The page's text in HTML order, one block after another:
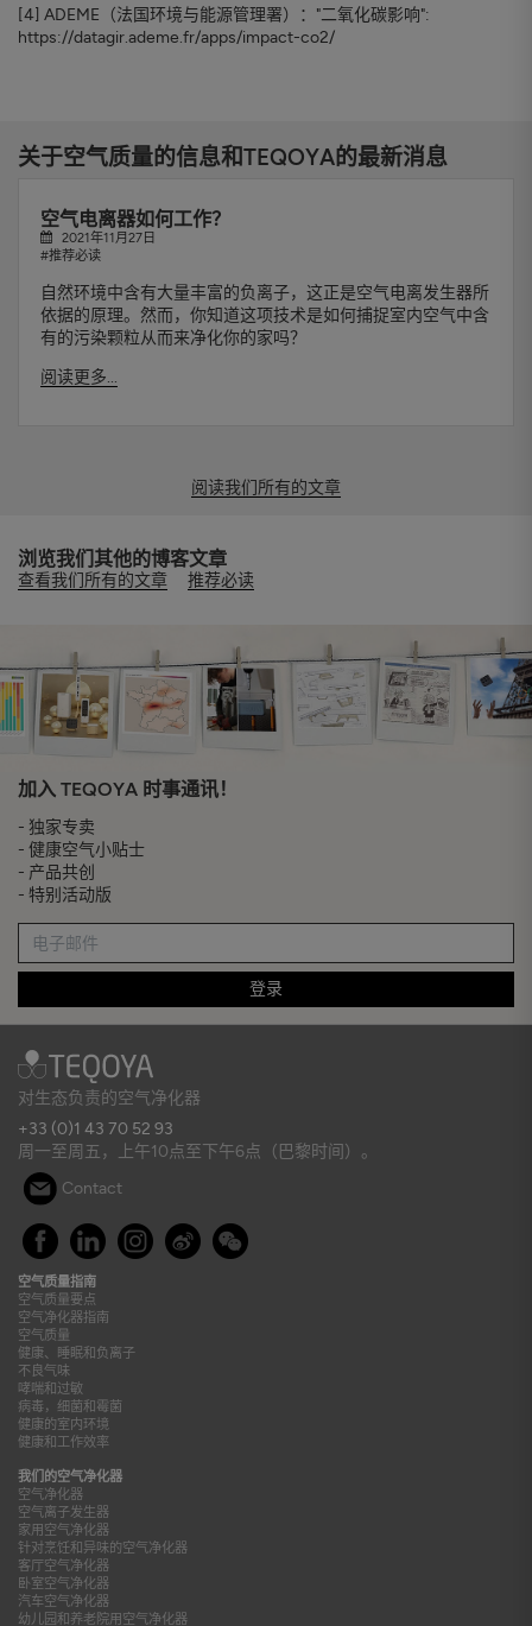
[4] ADEME（法国环境与能源管理署）："二氧化碳影响":
https://datagir.ademe.fr/apps/impact-co2/
关于空气质量的信息和TEQOYA的最新消息
空气电离器如何工作？
2021年11月27日
#推荐必读
自然环境中含有大量丰富的负离子，这正是空气电离发生器所
依据的原理。然而，你知道这项技术是如何捕捉室内空气中含
有的污染颗粒从而来净化你的家吗？
阅读更多...
阅读我们所有的文章
浏览我们其他的博客文章
查看我们所有的文章 推荐必读
加入 TEQOYA 时事通讯！
- 独家专卖
- 健康空气小贴士
- 产品共创
- 特别活动版
登录
对生态负责的空气净化器
+33 (0)1 43 70 52 93
周一至周五，上午10点至下午6点（巴黎时间）。
Contact
空气质量指南
空气质量要点
空气净化器指南
空气质量
健康、睡眠和负离子
不良气味
哮喘和过敏
病毒，细菌和霉菌
健康的室内环境
健康和工作效率
我们的空气净化器
空气净化器
空气离子发生器
家用空气净化器
针对烹饪和异味的空气净化器
客厅空气净化器
卧室空气净化器
汽车空气净化器
幼儿园和养老院用空气净化器